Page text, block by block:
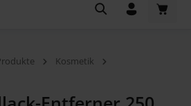
Kosmetik